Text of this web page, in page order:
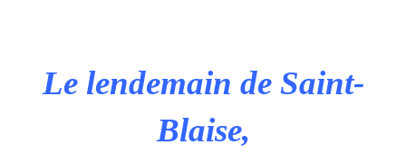
Le lendemain de Saint-
Blaise,